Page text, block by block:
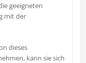
geeigneten
mit der
dieses
kann sie sich